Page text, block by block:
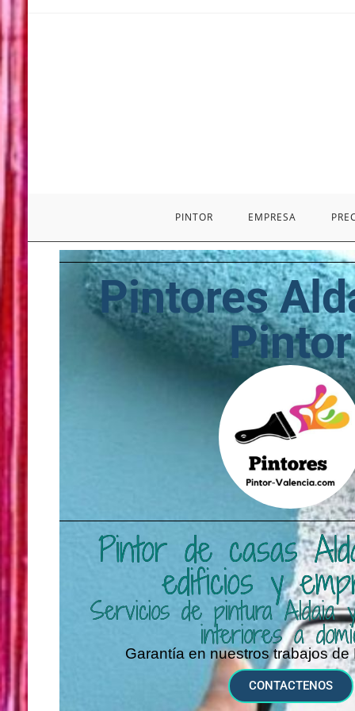
PINTOR EMPRESA
Pintores
Pintor
Pintor de casas
edificios y
Servicios de pintura Aldaia
interiores a
Garantía en nuestros trabajos de
CONTACTENOS